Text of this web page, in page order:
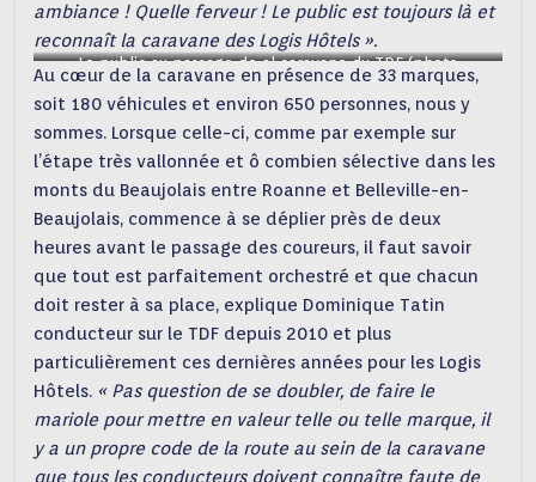
ambiance ! Quelle ferveur ! Le public est toujours là et
reconnaît la caravane des Logis Hôtels ».
Le public au passage de al caravane du TDF (photo
Dominique ROUDY)
Au cœur de la caravane en présence de 33 marques,
soit 180 véhicules et environ 650 personnes, nous y
sommes. Lorsque celle-ci, comme par exemple sur
l’étape très vallonnée et ô combien sélective dans les
monts du Beaujolais entre Roanne et Belleville-en-
Beaujolais, commence à se déplier près de deux
heures avant le passage des coureurs, il faut savoir
que tout est parfaitement orchestré et que chacun
doit rester à sa place, explique Dominique Tatin
conducteur sur le TDF depuis 2010 et plus
particulièrement ces dernières années pour les Logis
Hôtels. « Pas question de se doubler, de faire le
mariole pour mettre en valeur telle ou telle marque, il
y a un propre code de la route au sein de la caravane
que tous les conducteurs doivent connaître faute de